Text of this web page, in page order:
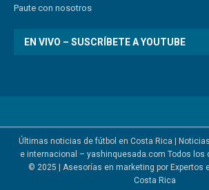
Paute con nosotros
EN VIVO – SUSCRÍBETE A YOUTUBE
Últimas noticias de fútbol en Costa Rica |
e internacional – yashinquesada.com Todos los
© 2025 | Asesorías en marketing por Expertos
Costa Rica